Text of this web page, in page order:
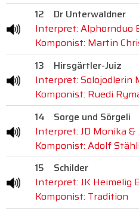
12
Dr Unterwaldner
Interpret: Alphornduo
Komponist: Martin
13
Hirsgärtler-Juiz
Interpret: Solojodlerin
Komponist: Ruedi
14
Sorge und Sörgeli
Interpret: JD Monika
Komponist: Adolf Stähli
15
Schilder
Interpret: JK Heimelig
Komponist: Tradition